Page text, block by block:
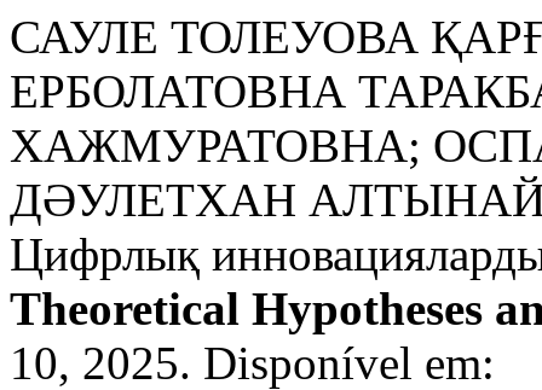
САУЛЕ ТОЛЕУОВА
ЕРБОЛАТОВНА
ХАЖМУРАТОВНА;
ДӘУЛЕТХАН
Цифрлық
Theoretical Hypotheses
10, 2025. Disponível em: